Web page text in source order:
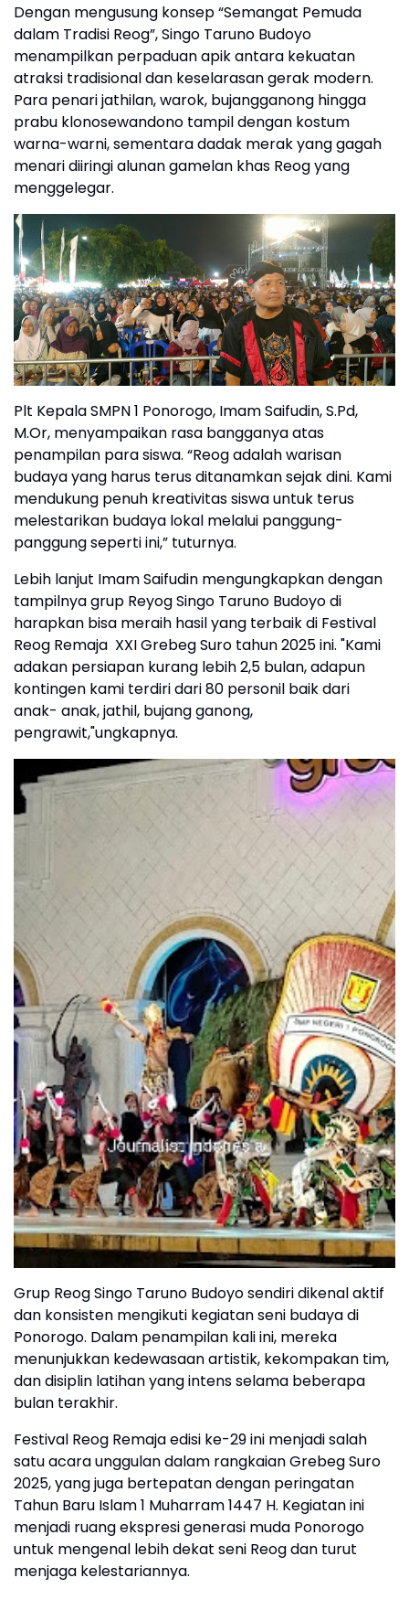
Dengan mengusung konsep “Semangat Pemuda
dalam Tradisi Reog”, Singo Taruno Budoyo
menampilkan perpaduan apik antara kekuatan
atraksi tradisional dan keselarasan gerak modern.
Para penari jathilan, warok, bujangganong hingga
prabu klonosewandono tampil dengan kostum
warna-warni, sementara dadak merak yang gagah
menari diiringi alunan gamelan khas Reog yang
menggelegar.
Plt Kepala SMPN 1 Ponorogo, Imam Saifudin, S.Pd,
M.Or, menyampaikan rasa bangganya atas
penampilan para siswa. “Reog adalah warisan
budaya yang harus terus ditanamkan sejak dini. Kami
mendukung penuh kreativitas siswa untuk terus
melestarikan budaya lokal melalui panggung-
panggung seperti ini,” tuturnya.
Lebih lanjut Imam Saifudin mengungkapkan dengan
tampilnya grup Reyog Singo Taruno Budoyo di
harapkan bisa meraih hasil yang terbaik di Festival
Reog Remaja XXI Grebeg Suro tahun 2025 ini. "Kami
adakan persiapan kurang lebih 2,5 bulan, adapun
kontingen kami terdiri dari 80 personil baik dari
anak- anak, jathil, bujang ganong,
pengrawit,"ungkapnya.
Grup Reog Singo Taruno Budoyo sendiri dikenal aktif
dan konsisten mengikuti kegiatan seni budaya di
Ponorogo. Dalam penampilan kali ini, mereka
menunjukkan kedewasaan artistik, kekompakan tim,
dan disiplin latihan yang intens selama beberapa
bulan terakhir.
Festival Reog Remaja edisi ke-29 ini menjadi salah
satu acara unggulan dalam rangkaian Grebeg Suro
2025, yang juga bertepatan dengan peringatan
Tahun Baru Islam 1 Muharram 1447 H. Kegiatan ini
menjadi ruang ekspresi generasi muda Ponorogo
untuk mengenal lebih dekat seni Reog dan turut
menjaga kelestariannya.